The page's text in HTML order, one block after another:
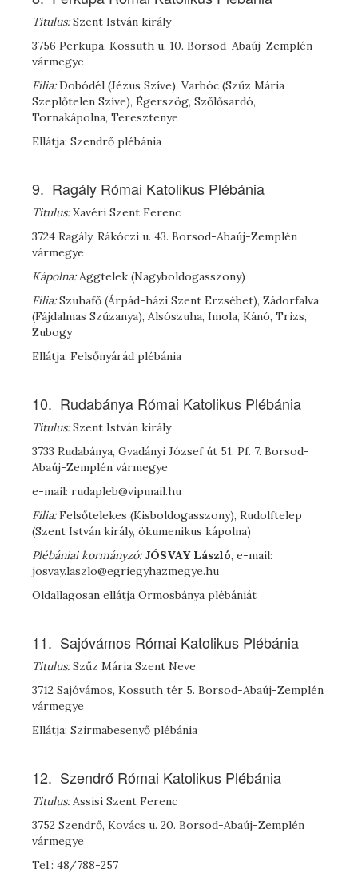
Titulus:Szent István király
3756 Perkupa, Kossuth u. 10. Borsod-Abaúj-Zemplén
vármegye
Filia:Dobódél (Jézus Szíve), Varbóc (Szűz Mária
Szeplőtelen Szíve), Égerszög, Szőlősardó,
Tornakápolna, Teresztenye
Ellátja: Szendrő plébánia
9. Ragály Római Katolikus Plébánia
Titulus:Xavéri Szent Ferenc
3724 Ragály, Rákóczi u. 43. Borsod-Abaúj-Zemplén
vármegye
Kápolna:Aggtelek (Nagyboldogasszony)
Filia:Szuhafő (Árpád-házi Szent Erzsébet), Zádorfalva
(Fájdalmas Szűzanya), Alsószuha, Imola, Kánó, Trizs,
Zubogy
Ellátja: Felsőnyárád plébánia
10. Rudabánya Római Katolikus Plébánia
Titulus:Szent István király
3733 Rudabánya, Gvadányi József út 51. Pf. 7. Borsod-
Abaúj-Zemplén vármegye
e-mail: rudapleb@vipmail.hu
Filia:Felsőtelekes (Kisboldogasszony), Rudolftelep
(Szent István király, ökumenikus kápolna)
Plébániai kormányzó: JÓSVAY László, e-mail:
josvay.laszlo@egriegyhazmegye.hu
Oldallagosan ellátja Ormosbánya plébániát
11. Sajóvámos Római Katolikus Plébánia
Titulus:Szűz Mária Szent Neve
3712 Sajóvámos, Kossuth tér 5. Borsod-Abaúj-Zemplén
vármegye
Ellátja: Szirmabesenyő plébánia
12. Szendrő Római Katolikus Plébánia
Titulus: Assisi Szent Ferenc
3752 Szendrő, Kovács u. 20. Borsod-Abaúj-Zemplén
vármegye
Tel.: 48/788-257